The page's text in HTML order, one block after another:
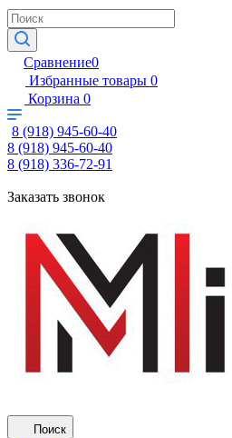
Сравнение0
Избранные товары 0
Корзина 0
8 (918) 945-60-40
8 (918) 945-60-40
8 (918) 336-72-91
Заказать звонок
Поиск